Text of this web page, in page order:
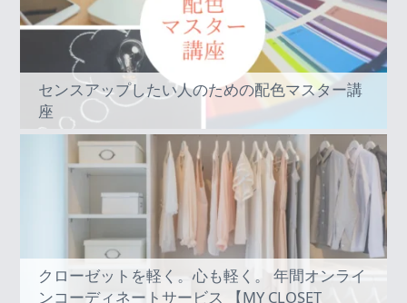
センスアップしたい人のための配色マスター講
座
クローゼットを軽く。心も軽く。 年間オンライ
ンコーディネートサービス 【MY CLOSET